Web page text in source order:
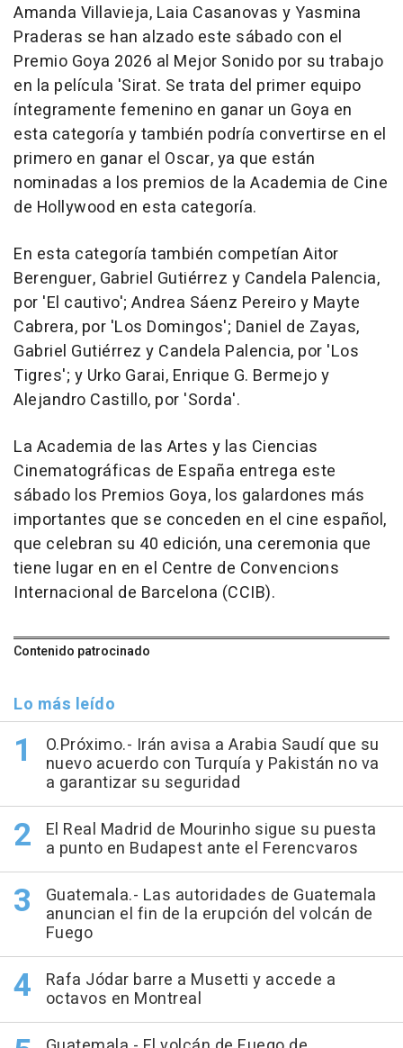
Amanda Villavieja, Laia Casanovas y Yasmina
Praderas se han alzado este sábado con el
Premio Goya 2026 al Mejor Sonido por su trabajo
en la película 'Sirat. Se trata del primer equipo
íntegramente femenino en ganar un Goya en
esta categoría y también podría convertirse en el
primero en ganar el Oscar, ya que están
nominadas a los premios de la Academia de Cine
de Hollywood en esta categoría.
En esta categoría también competían Aitor
Berenguer, Gabriel Gutiérrez y Candela Palencia,
por 'El cautivo'; Andrea Sáenz Pereiro y Mayte
Cabrera, por 'Los Domingos'; Daniel de Zayas,
Gabriel Gutiérrez y Candela Palencia, por 'Los
Tigres'; y Urko Garai, Enrique G. Bermejo y
Alejandro Castillo, por 'Sorda'.
La Academia de las Artes y las Ciencias
Cinematográficas de España entrega este
sábado los Premios Goya, los galardones más
importantes que se conceden en el cine español,
que celebran su 40 edición, una ceremonia que
tiene lugar en en el Centre de Convencions
Internacional de Barcelona (CCIB).
Contenido patrocinado
Lo más leído
O.Próximo.- Irán avisa a Arabia Saudí que su
nuevo acuerdo con Turquía y Pakistán no va
a garantizar su seguridad
El Real Madrid de Mourinho sigue su puesta
a punto en Budapest ante el Ferencvaros
Guatemala.- Las autoridades de Guatemala
anuncian el fin de la erupción del volcán de
Fuego
Rafa Jódar barre a Musetti y accede a
octavos en Montreal